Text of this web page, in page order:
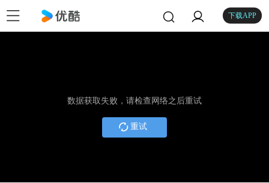
下载APP
数据获取失败，请检查网络之后重试
重试